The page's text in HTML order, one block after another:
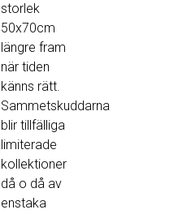
storlek
50x70cm
längre fram
när tiden
känns rätt.
Sammetskuddarna
blir tillfälliga
limiterade
kollektioner
då o då av
enstaka